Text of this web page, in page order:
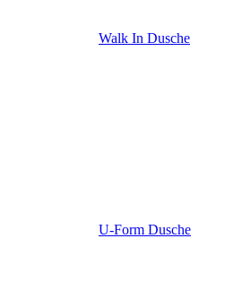
Walk In Dusche
U-Form Dusche